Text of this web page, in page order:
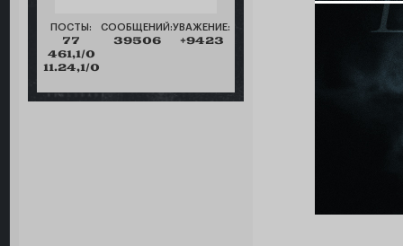
ПОСТЫ:
77
461,1/0
11.24,1/0
СООБЩЕНИЙ:
39506
УВАЖЕНИЕ:
+9423